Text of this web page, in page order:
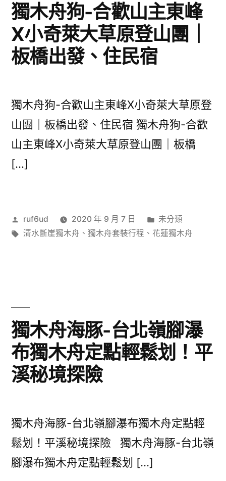
獨木舟狗-合歡山主東峰
X小奇萊大草原登山團｜
板橋出發、住民宿
獨木舟狗-合歡山主東峰X小奇萊大草原登
山團｜板橋出發、住民宿 獨木舟狗-合歡
山主東峰X小奇萊大草原登山團｜板橋
[…]
作
者:
ruf6ud 2020 年 9 月 7 日
分
類:
未分類
標
清水斷崖獨木舟 、 獨木舟套裝行程 、 花蓮獨木舟
獨木舟海豚-台北嶺腳瀑
布獨木舟定點輕鬆划！平
溪秘境探險
獨木舟海豚-台北嶺腳瀑布獨木舟定點輕
鬆划！平溪秘境探險 獨木舟海豚-台北嶺
腳瀑布獨木舟定點輕鬆划 […]